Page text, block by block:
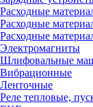
Расходные
Расходные
Расходные
Электромагниты
Шлифовальные
Вибрационные
Ленточные
Реле тепловые,